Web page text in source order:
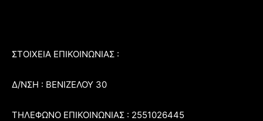
ΣΤΟΙΧΕΙΑ ΕΠΙΚΟΙΝΩΝΙΑΣ :
Δ/ΝΣΗ : ΒΕΝΙΖΕΛΟΥ 30
ΤΗΛΕΦΩΝΟ ΕΠΙΚΟΙΝΩΝΙΑΣ : 2551026445